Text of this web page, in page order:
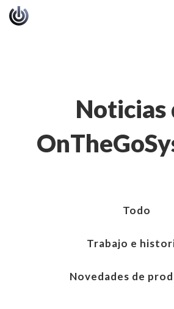
Noticias
Todo
Trabajo e
Novedades de